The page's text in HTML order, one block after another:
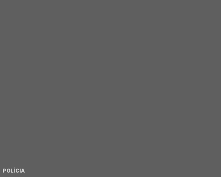
POLÍCIA